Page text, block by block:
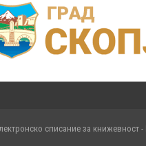
списание за книжевност